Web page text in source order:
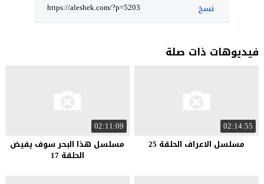
نسخ
فيديوهات ذات صلة
02:14:55
مسلسل الاعراف الحلقة 25
02:11:09
مسلسل هذا البحر سوف يفيض
الحلقة 17